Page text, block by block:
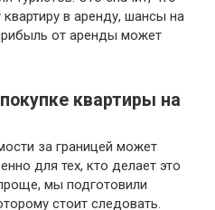
в аренду, шансы на
от аренды может
квартиры на
за границей может
для тех, кто делает это
мы подготовили
стоит следовать.